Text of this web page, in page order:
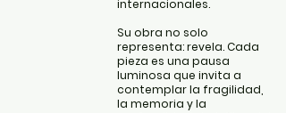
internacionales.
Su obra no solo
representa: revela. Cada
pieza es una pausa
luminosa que invita a
contemplar la fragilidad,
la memoria y la